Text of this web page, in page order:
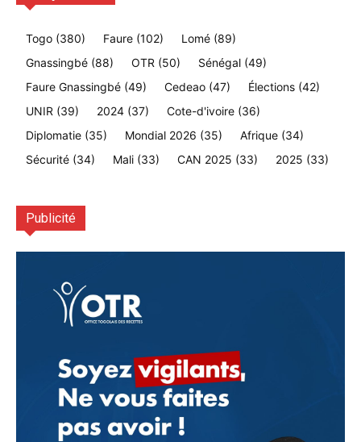
Togo (380) Faure (102) Lomé (89)
Gnassingbé (88) OTR (50) Sénégal (49)
Faure Gnassingbé (49) Cedeao (47) Élections (42)
UNIR (39) 2024 (37) Cote-d'ivoire (36)
Diplomatie (35) Mondial 2026 (35) Afrique (34)
Sécurité (34) Mali (33) CAN 2025 (33) 2025 (33)
Publicité